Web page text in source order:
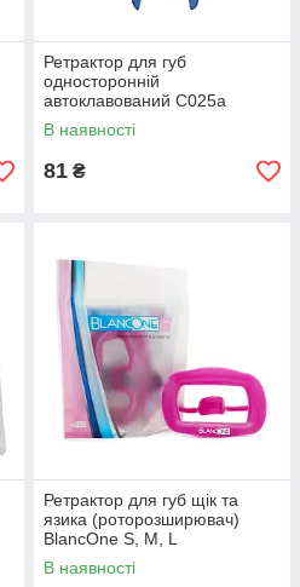
Ретрактор для губ
односторонній
автоклавований C025а
(дитячий)
В наявності
81 ₴
Ретрактор для губ щік та
язика (роторозширювач)
BlancOne S, M, L
В наявності